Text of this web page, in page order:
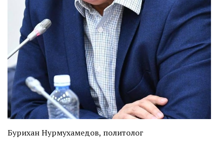
Бурихан Нурмухамедов, политолог